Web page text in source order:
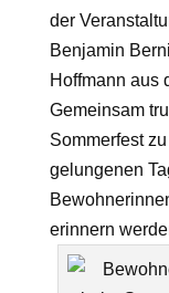
der
Benjamin
Hoffmann aus
Gemeinsam
Sommerfest
gelungenen
erinnern